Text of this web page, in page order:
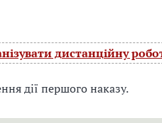
дистанційну
дії першого наказу.